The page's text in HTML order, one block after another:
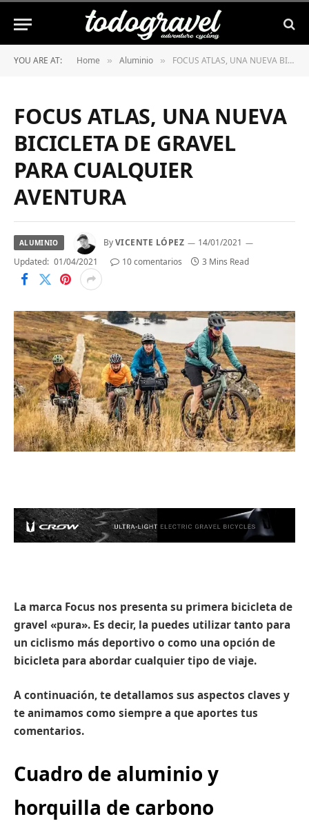
YOU ARE AT: Home » Aluminio » FOCUS ATLAS, UNA NUEVA BICICLETA DE GRAVEL PARA CUALQUIER AVENTURA
FOCUS ATLAS, UNA NUEVA
BICICLETA DE GRAVEL
PARA CUALQUIER
AVENTURA
ALUMINIO ByVICENTE LÓPEZ
14/01/2021
Updated: 01/04/2021 10 comentarios 3 Mins Read
La marca Focus nos presenta su primera bicicleta de
gravel «pura». Es decir, la puedes utilizar tanto para
un ciclismo más deportivo o como una opción de
bicicleta para abordar cualquier tipo de viaje.
A continuación, te detallamos sus aspectos claves y
te animamos como siempre a que aportes tus
comentarios.
Cuadro de aluminio y
horquilla de carbono